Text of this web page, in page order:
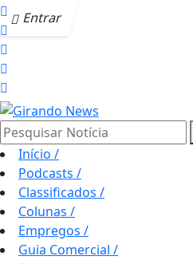
Entrar
Pesquisar Notícia
Início /
Podcasts /
Classificados /
Colunas /
Empregos /
Guia Comercial /